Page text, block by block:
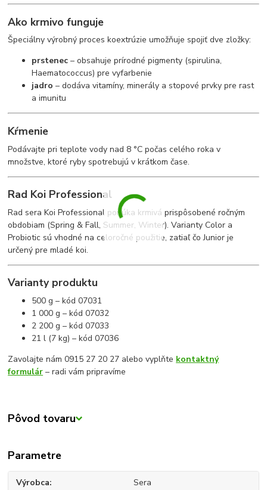
Ako krmivo funguje
Špeciálny výrobný proces koextrúzie umožňuje spojiť dve zložky:
prstenec – obsahuje prírodné pigmenty (spirulina,
Haematococcus) pre vyfarbenie
jadro – dodáva vitamíny, minerály a stopové prvky pre rast
a imunitu
Kŕmenie
Podávajte pri teplote vody nad 8 °C počas celého roka v
množstve, ktoré ryby spotrebujú v krátkom čase.
Rad Koi Professional
Rad sera Koi Professional ponúka krmivá prispôsobené ročným
obdobiam (Spring & Fall, Summer, Winter). Varianty Color a
Probiotic sú vhodné na celoročné použitie, zatiaľ čo Junior je
určený pre mladé koi.
Varianty produktu
500 g – kód 07031
1 000 g – kód 07032
2 200 g – kód 07033
21 l (7 kg) – kód 07036
Zavolajte nám 0915 27 20 27 alebo vyplňte kontaktný
formulár – radi vám pripravíme
Pôvod tovaru
Parametre
Výrobca Sera